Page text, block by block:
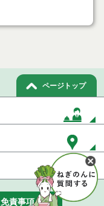
ページトップ
免責事項